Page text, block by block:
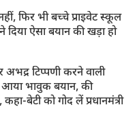
फिर भी बच्चे प्राइवेट स्कूल
ऐसा बयान की खड़ा हो
अभद्र टिप्पणी करने वाली
भावुक बयान, की
बेटी को गोद लें प्रधानमंत्री